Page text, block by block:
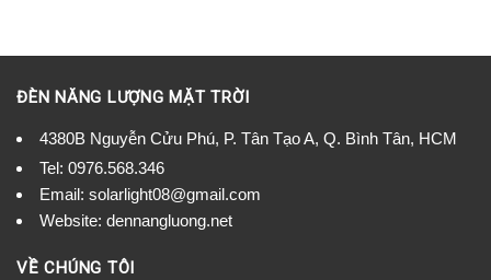
ĐÈN NĂNG LƯỢNG MẶT TRỜI
4380B Nguyễn Cửu Phú, P. Tân Tạo A, Q. Bình Tân, HCM
Tel: 0976.568.346
Email: solarlight08@gmail.com
Website: dennangluong.net
VỀ CHÚNG TÔI